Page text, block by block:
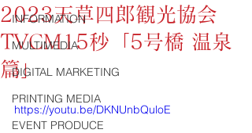
INFORMATION
MULTIMEDIA
DIGITAL MARKETING
PRINTING MEDIA
EVENT PRODUCE
2023天草四郎観光協会
TVCM15秒「5号橋 温泉
篇」
https://youtu.be/DKNUnbQuloE